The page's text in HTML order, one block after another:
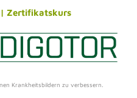
Zertifikatskurs
Krankheitsbildern zu verbessern.